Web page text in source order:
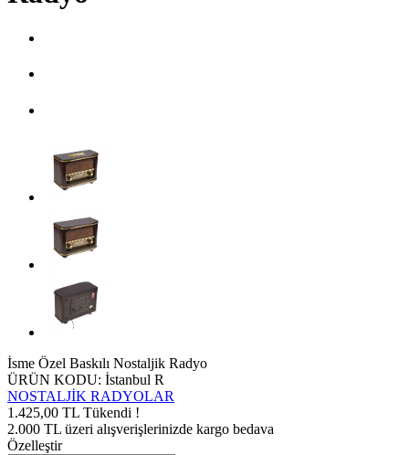
İsme Özel Baskılı Nostaljik Radyo
ÜRÜN KODU: İstanbul R
NOSTALJİK RADYOLAR
1.425,00 TL Tükendi !
2.000 TL üzeri alışverişlerinizde kargo bedava
Özelleştir